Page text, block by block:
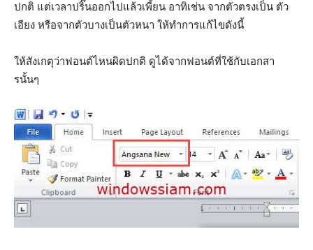
ปกติ แต่เวลาปริ๊นออกไปแล้วเพี้ยน อาทิเช่น จากตัวตรงเป็น ตัว
เอียง หรือจากตัวบางเป็นตัวหนา ให้ทำการแก้ไขดังนี้
ให้สังเกตุว่าฟอนต์ไหนผิดปกติ ดูได้จากฟอนต์ที่ใช้กับเอกสา
รนั้นๆ